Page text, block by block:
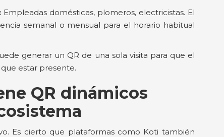
Empleadas domésticas, plomeros, electricistas. El
semanal o mensual para el horario habitual
generar un QR de una sola visita para que el
estar presente.
QR dinámicos
Es cierto que plataformas como Koti también